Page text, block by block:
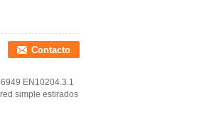
Contacto
EN10204.3.1
simple estirados